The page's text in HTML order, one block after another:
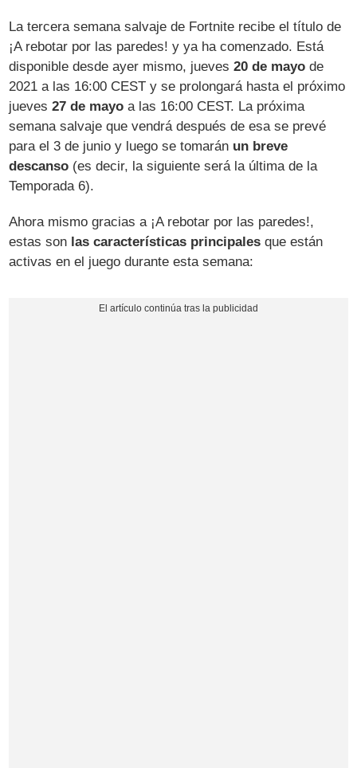
La tercera semana salvaje de Fortnite recibe el título de
¡A rebotar por las paredes! y ya ha comenzado. Está
disponible desde ayer mismo, jueves20 de mayo de
2021 a las 16:00 CEST y se prolongará hasta el próximo
jueves27 de mayo a las 16:00 CEST. La próxima
semana salvaje que vendrá después de esa se prevé
para el 3 de junio y luego se tomarán un breve
descanso (es decir, la siguiente será la última de la
Temporada 6).
Ahora mismo gracias a ¡A rebotar por las paredes!,
estas son las características principales que están
activas en el juego durante esta semana: